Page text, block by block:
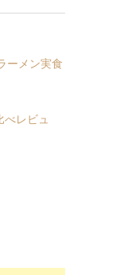
ーメン実食
レビュ